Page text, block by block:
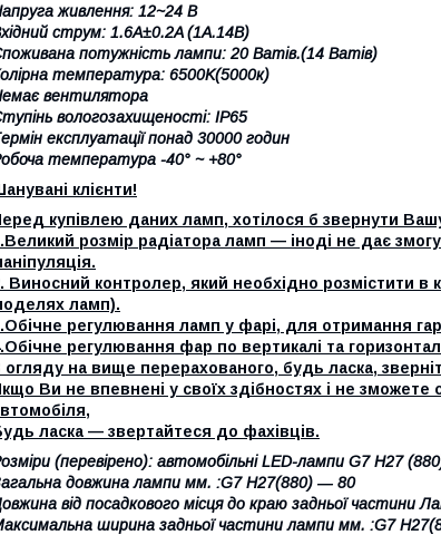
живлення: 12~24 В
струм: 1.6A±0.2A (1А.14В)
потужність лампи: 20 Ватів.(14 Ватів)
температура: 6500K(5000к)
вентилятора
вологозахищеності: IP65
експлуатації понад 30000 годин
температура -40° ~ +80°
клієнти!
купівлею даних ламп, хотілося б звернути
розмір радіатора ламп — іноді не дає
Виносний контролер, який необхідно розмістити в
ламп).
регулювання ламп у фарі, для отримання
регулювання фар по вертикалі та
огляду на вище перерахованого, будь ласка,
Ви не впевнені у своїх здібностях і не
ласка — звертайтеся до фахівців.
(перевірено): автомобільні LED-лампи G7 Н27
довжина лампи мм. :G7 Н27(880) ― 80
від посадкового місця до краю задньої частини
ширина задньої частини лампи мм. :G7